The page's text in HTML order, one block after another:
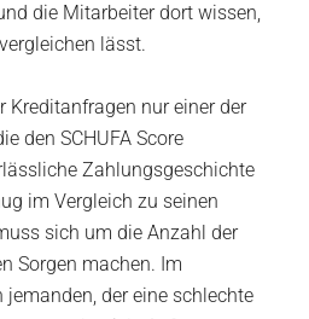
die Mitarbeiter dort wissen,
lässt.
Kreditanfragen nur einer der
den SCHUFA Score
Zahlungsgeschichte
im Vergleich zu seinen
sich um die Anzahl der
Sorgen machen. Im
der eine schlechte